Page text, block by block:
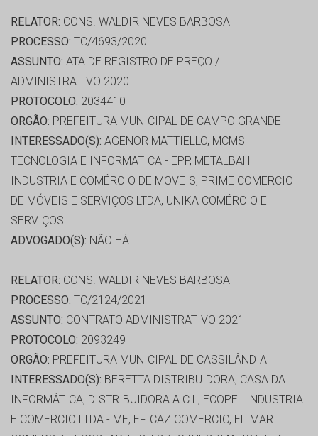
RELATOR: CONS. WALDIR NEVES BARBOSA
PROCESSO: TC/4693/2020
ASSUNTO: ATA DE REGISTRO DE PREÇO /
ADMINISTRATIVO 2020
PROTOCOLO: 2034410
ORGÃO: PREFEITURA MUNICIPAL DE CAMPO GRANDE
INTERESSADO(S): AGENOR MATTIELLO, MCMS
TECNOLOGIA E INFORMATICA - EPP, METALBAH
INDUSTRIA E COMÉRCIO DE MOVEIS, PRIME COMERCIO
DE MÓVEIS E SERVIÇOS LTDA, UNIKA COMÉRCIO E
SERVIÇOS
ADVOGADO(S): NÃO HÁ
RELATOR: CONS. WALDIR NEVES BARBOSA
PROCESSO: TC/2124/2021
ASSUNTO: CONTRATO ADMINISTRATIVO 2021
PROTOCOLO: 2093249
ORGÃO: PREFEITURA MUNICIPAL DE CASSILÂNDIA
INTERESSADO(S): BERETTA DISTRIBUIDORA, CASA DA
INFORMÁTICA, DISTRIBUIDORA A C L, ECOPEL INDUSTRIA
E COMERCIO LTDA - ME, EFICAZ COMERCIO, ELIMARI